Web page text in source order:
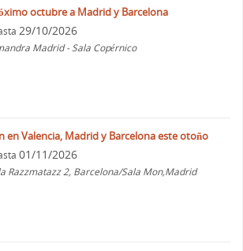
octubre a Madrid y Barcelona
29/10/2026
Madrid - Sala Copérnico
en Valencia, Madrid y Barcelona este otoño
01/11/2026
Razzmatazz 2, Barcelona/Sala Mon,Madrid